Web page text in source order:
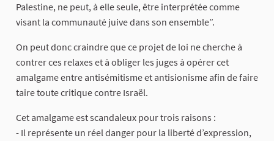
Palestine, ne peut, à elle seule, être interprétée comme
visant la communauté juive dans son ensemble”.
On peut donc craindre que ce projet de loi ne cherche à
contrer ces relaxes et à obliger les juges à opérer cet
amalgame entre antisémitisme et antisionisme afin de faire
taire toute critique contre Israël.
Cet amalgame est scandaleux pour trois raisons :
- Il représente un réel danger pour la liberté d’expression,